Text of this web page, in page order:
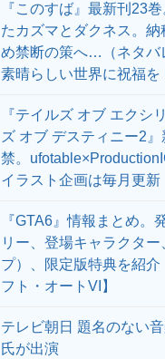
『このすば』最新刊23
たカズマとダクネス。納
め禁断の策へ…（ネタバ
素晴らしい世界に祝福を
『テイルズ オブ エクシ
ズ オブ デスティニー2
禁。
イラスト企画は毎月更新
『GTA6』情報まとめ。
リー、登場キャラクター
プ）、限定版特典を紹介
フト・オートVI】
テレビ朝日 題名のない
氏が出演